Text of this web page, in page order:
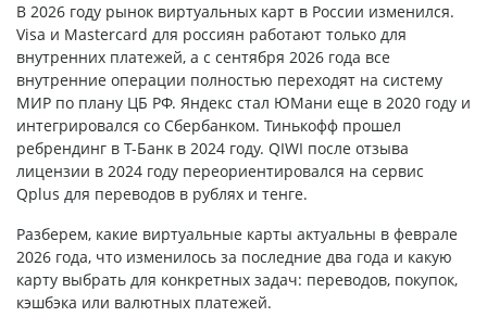
В 2026 году рынок виртуальных карт в России изменился.
Visa и Mastercard для россиян работают только для
внутренних платежей, а с сентября 2026 года все
внутренние операции полностью переходят на систему
МИР по плану ЦБ РФ. Яндекс стал ЮМани еще в 2020 году и
интегрировался со Сбербанком. Тинькофф прошел
ребрендинг в Т-Банк в 2024 году. QIWI после отзыва
лицензии в 2024 году переориентировался на сервис
Qplus для переводов в рублях и тенге.
Разберем, какие виртуальные карты актуальны в феврале
2026 года, что изменилось за последние два года и какую
карту выбрать для конкретных задач: переводов, покупок,
кэшбэка или валютных платежей.